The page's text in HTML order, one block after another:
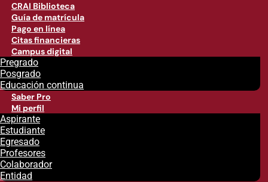
CRAI Biblioteca
Guía de matrícula
Pago en línea
Citas financieras
Campus digital
Pregrado
Posgrado
Educación continua
Saber Pro
Mi perfil
Aspirante
Estudiante
Egresado
Profesores
Colaborador
Entidad